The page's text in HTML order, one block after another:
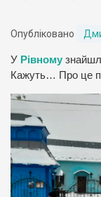
Опубліковано
У Рівному
Кажуть… Про це